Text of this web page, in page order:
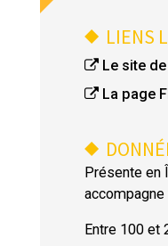
LIENS
Le site
La page
Présente en
Entre 100